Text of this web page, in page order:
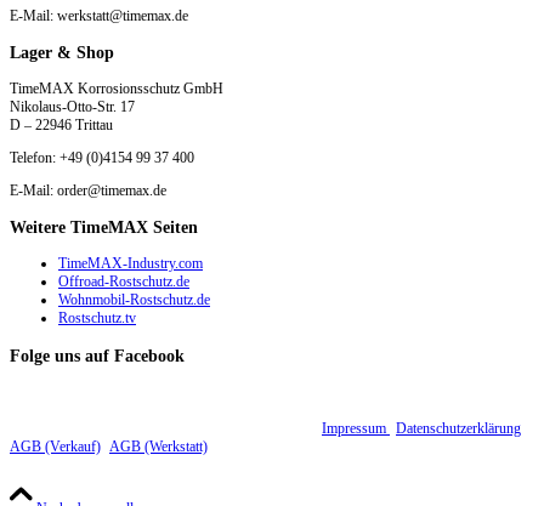
E-Mail: werkstatt@timemax.de
Lager & Shop
TimeMAX Korrosionsschutz GmbH
Nikolaus-Otto-Str. 17
D – 22946 Trittau
Telefon: +49 (0)4154 99 37 400
E-Mail: order@timemax.de
Weitere TimeMAX Seiten
TimeMAX-Industry.com
Offroad-Rostschutz.de
Wohnmobil-Rostschutz.de
Rostschutz.tv
Folge uns auf Facebook
Impressum Datenschutzerklärung
AGB (Verkauf) AGB (Werkstatt)